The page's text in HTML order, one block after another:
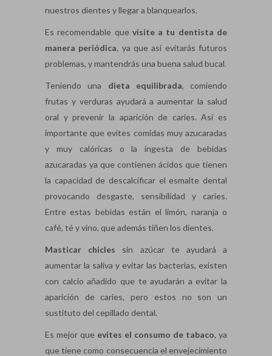
nuestros dientes y llegar a blanquearlos.
Es recomendable que visite a tu dentista de
manera periódica, ya que así evitarás futuros
problemas, y mantendrás una buena salud bucal.
Teniendo una dieta equilibrada, comiendo
frutas y verduras ayudará a aumentar la salud
oral y prevenir la aparición de caries. Así es
importante que evites comidas muy azucaradas
y muy calóricas o la ingesta de bebidas
azucaradas ya que contienen ácidos que tienen
la capacidad de descalcificar el esmalte dental
provocando desgaste, sensibilidad y caries.
Entre estas bebidas están el limón, naranja o
café, té y vino, que además tiñen los dientes.
Masticar chicles sin azúcar te ayudará a
aumentar la saliva y evitar las bacterias, existen
con calcio añadido que te ayudarán a evitar la
aparición de caries, pero estos no son un
sustituto del cepillado dental.
Es mejor que evites el consumo de tabaco, ya
que tiene como consecuencia el envejecimiento